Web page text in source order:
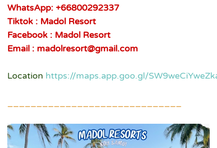
WhatsApp: +66800292337
Tiktok : Madol Resort
Facebook : Madol Resort
Email : madolresort@gmail.com
Location https://maps.app.goo.gl/